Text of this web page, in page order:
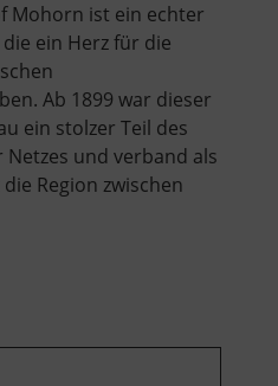
Mohorn ist ein echter
ein Herz für die
Ab 1899 war dieser
ein stolzer Teil des
und verband als
Region zwischen